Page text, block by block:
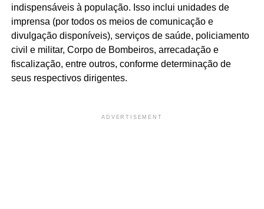
indispensáveis à população. Isso inclui unidades de
imprensa (por todos os meios de comunicação e
divulgação disponíveis), serviços de saúde, policiamento
civil e militar, Corpo de Bombeiros, arrecadação e
fiscalização, entre outros, conforme determinação de
seus respectivos dirigentes.
ADVERTISEMENT